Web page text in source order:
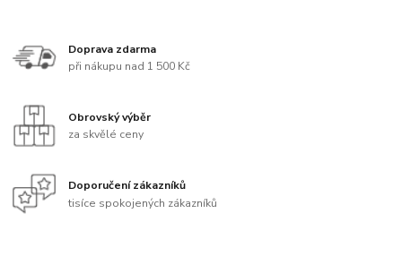
Doprava zdarma
při nákupu nad 1 500 Kč
Obrovský výběr
za skvělé ceny
Doporučení zákazníků
tisíce spokojených zákazníků